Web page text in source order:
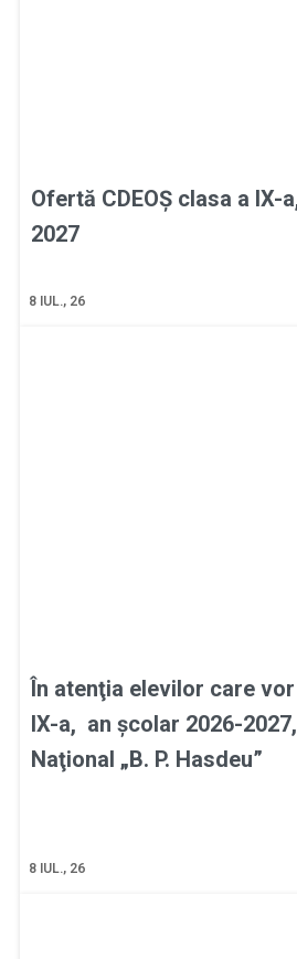
Ofertă CDEOȘ clasa a IX-
2027
8 IUL., 26
În atenţia elevilor care
IX-a, an şcolar 2026-
Naţional „B. P. Hasdeu”
8 IUL., 26